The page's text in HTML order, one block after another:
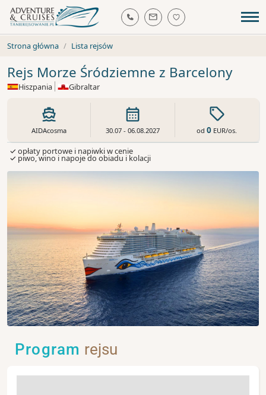
Strona główna Lista rejsów
Rejs Morze Śródziemne z Barcelony
Hiszpania Gibraltar
AIDAcosma 30.07 - 06.08.2027 od0 EUR/os.
✓ opłaty portowe i napiwki w cenie
✓ piwo, wino i napoje do obiadu i kolacji
Program rejsu